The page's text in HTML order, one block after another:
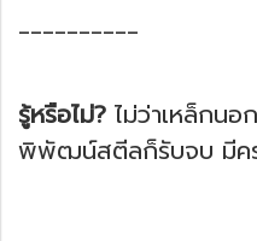
__________
รู้หรือไม่? ไม่ว่าเหล็กนอ
พิพัฒน์สตีลก็รับจบ มีค